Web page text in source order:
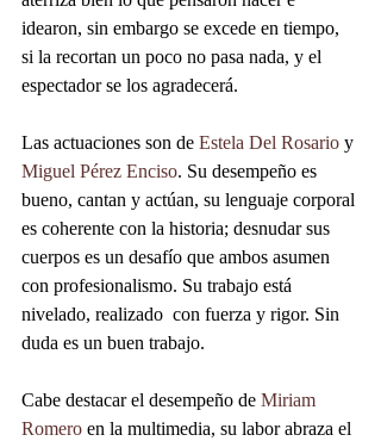
idearon, sin embargo se excede en tiempo,
si la recortan un poco no pasa nada, y el
espectador se los agradecerá.
Las actuaciones son de Estela Del Rosario y
Miguel Pérez Enciso. Su desempeño es
bueno, cantan y actúan, su lenguaje corporal
es coherente con la historia; desnudar sus
cuerpos es un desafío que ambos asumen
con profesionalismo. Su trabajo está
nivelado, realizado  con fuerza y rigor. Sin
duda es un buen trabajo.
Cabe destacar el desempeño de Miriam
Romero en la multimedia, su labor abraza el